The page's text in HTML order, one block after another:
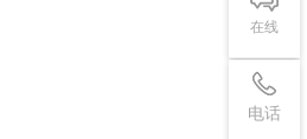
在线
电话